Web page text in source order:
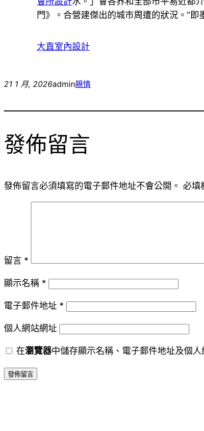
門》。合營建傑出的城市周遭的狀況。”即
大直室內設計
21 1 月, 2026admin親情
發佈留言
發佈留言必須填寫的電子郵件地址不會公開。 必填
留言 *
顯示名稱 *
電子郵件地址 *
個人網站網址
在瀏覽器中儲存顯示名稱、電子郵件地址及個